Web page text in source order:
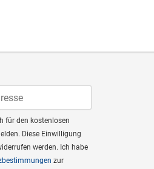
für den kostenlosen
Diese Einwilligung
werden. Ich habe
zur